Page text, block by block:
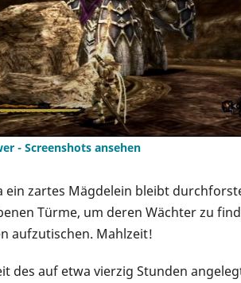
- Screenshots ansehen
ein zartes Mägdelein bleibt
Türme, um deren Wächter zu
aufzutischen. Mahlzeit!
des auf etwa vierzig Stunden